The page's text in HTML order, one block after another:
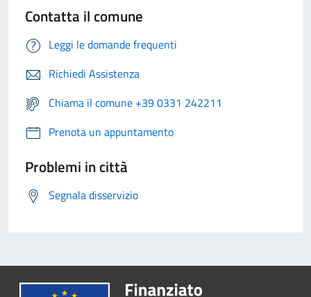
Contatta il comune
Leggi le domande frequenti
Richiedi Assistenza
Chiama il comune +39 0331 242211
Prenota un appuntamento
Problemi in città
Segnala disservizio